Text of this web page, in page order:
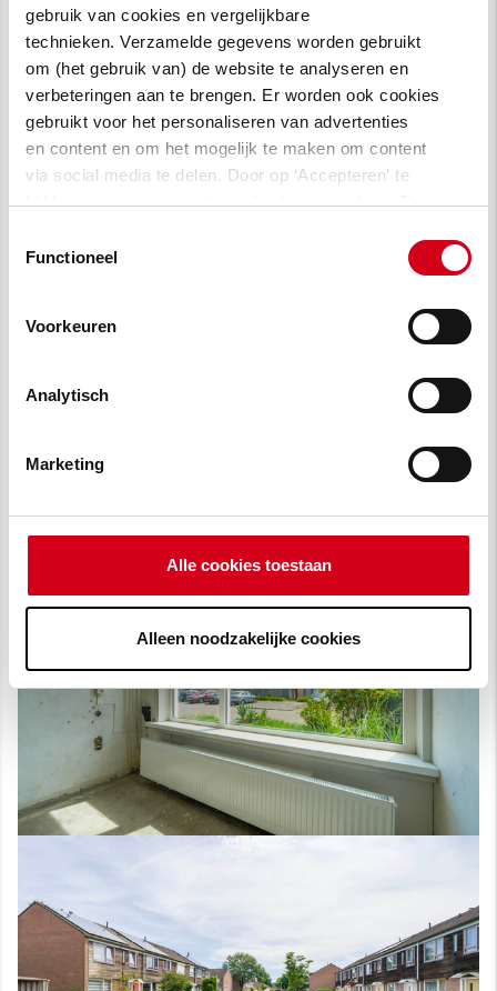
gebruik van cookies en vergelijkbare
technieken. Verzamelde gegevens worden gebruikt
om (het gebruik van) de website te analyseren en
verbeteringen aan te brengen. Er worden ook cookies
gebruikt voor het personaliseren van advertenties
en content en om het mogelijk te maken om content
via social media te delen. Door op ‘Accepteren’ te
klikken, stem je in met het gebruik van cookies. Een
vragen lees je in
Functioneel
Voorkeuren
Analytisch
Marketing
Alle cookies toestaan
Alleen noodzakelijke cookies
ventilatiesysteem
Onderhoudswerkzaamheden; zoals
schilderwerk, voegwerkherstel en
brandwerende voorzieningen.
Plaatsing van zonnepanelen op de